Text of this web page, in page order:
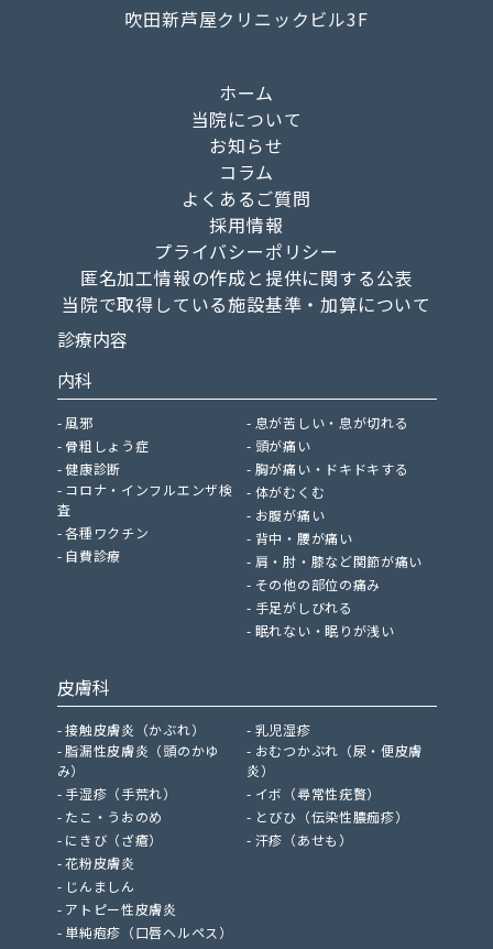
吹田新芦屋クリニックビル3F
ホーム
当院について
お知らせ
コラム
よくあるご質問
採用情報
プライバシーポリシー
匿名加工情報の作成と提供に関する公表
当院で取得している施設基準・加算について
診療内容
内科
風邪
骨粗しょう症
健康診断
コロナ・インフルエンザ検
査
各種ワクチン
自費診療
息が苦しい・息が切れる
頭が痛い
胸が痛い・ドキドキする
体がむくむ
お腹が痛い
背中・腰が痛い
肩・肘・膝など関節が痛い
その他の部位の痛み
手足がしびれる
眠れない・眠りが浅い
皮膚科
接触皮膚炎（かぶれ）
脂漏性皮膚炎（頭のかゆ
み）
手湿疹（手荒れ）
たこ・うおのめ
にきび（ざ瘡）
花粉皮膚炎
じんましん
アトピー性皮膚炎
単純疱疹（口唇ヘルペス）
乳児湿疹
おむつかぶれ（尿・便皮膚
炎）
イボ（尋常性疣贅）
とびひ（伝染性膿痂疹）
汗疹（あせも）